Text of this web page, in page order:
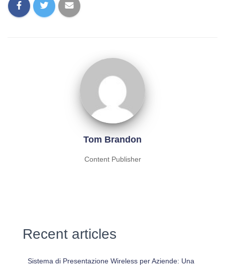
Tom Brandon
Content Publisher
Recent articles
Sistema di Presentazione Wireless per Aziende: Una